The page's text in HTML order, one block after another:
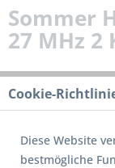
Sommer
27 MHz 2
Cookie-
Diese Website
bestmögliche